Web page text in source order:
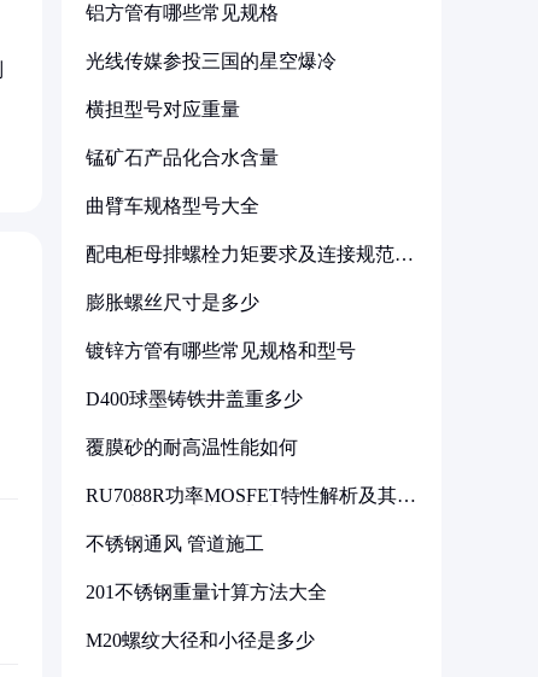
铝方管有哪些常见规格
光线传媒参投三国的星空爆冷
横担型号对应重量
锰矿石产品化合水含量
曲臂车规格型号大全
配电柜母排螺栓力矩要求及连接规范详
膨胀螺丝尺寸是多少
镀锌方管有哪些常见规格和型号
D400球墨铸铁井盖重多少
覆膜砂的耐高温性能如何
RU7088R功率MOSFET特性解析及其在
不锈钢通风 管道施工
201不锈钢重量计算方法大全
M20螺纹大径和小径是多少